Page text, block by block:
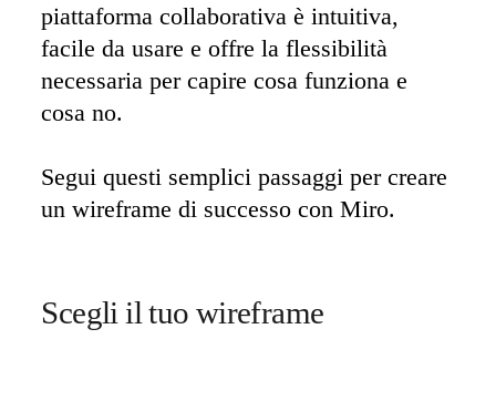
piattaforma collaborativa è intuitiva,
facile da usare e offre la flessibilità
necessaria per capire cosa funziona e
cosa no.
Segui questi semplici passaggi per creare
un wireframe di successo con Miro.
Scegli il tuo wireframe